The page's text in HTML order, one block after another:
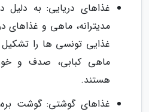
غذاهای دریایی: به
مدیترانه، ماهی و غذاهای
غذایی تونسی ها را
ماهی کبابی، صدف و
هستند.
غذاهای گوشتی: گوشت